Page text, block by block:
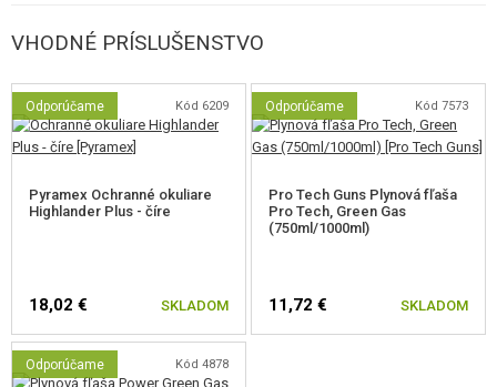
VHODNÉ PRÍSLUŠENSTVO
Odporúčame Kód 6209
Pyramex Ochranné okuliare
Highlander Plus - číre
18,02 € SKLADOM
Odporúčame Kód 7573
Pro Tech Guns Plynová fľaša
Pro Tech, Green Gas
(750ml/1000ml)
11,72 € SKLADOM
Odporúčame Kód 4878